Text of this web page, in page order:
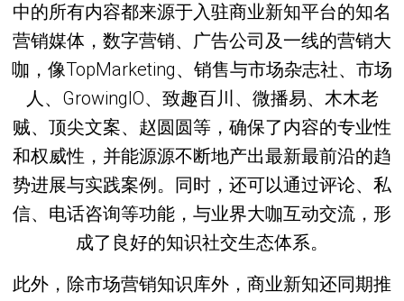
中的所有内容都来源于入驻商业新知平台的知名
营销媒体，数字营销、广告公司及一线的营销大
咖，像TopMarketing、销售与市场杂志社、市场
人、GrowingIO、致趣百川、微播易、木木老
贼、顶尖文案、赵圆圆等，确保了内容的专业性
和权威性，并能源源不断地产出最新最前沿的趋
势进展与实践案例。同时，还可以通过评论、私
信、电话咨询等功能，与业界大咖互动交流，形
成了良好的知识社交生态体系。
此外，除市场营销知识库外，商业新知还同期推